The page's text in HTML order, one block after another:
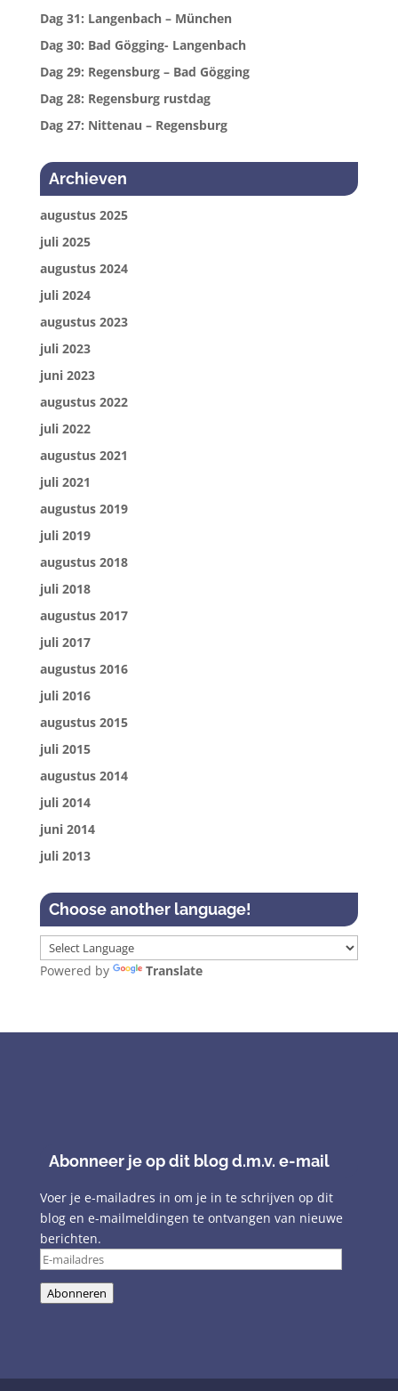
Dag 31: Langenbach – München
Dag 30: Bad Gögging- Langenbach
Dag 29: Regensburg – Bad Gögging
Dag 28: Regensburg rustdag
Dag 27: Nittenau – Regensburg
Archieven
augustus 2025
juli 2025
augustus 2024
juli 2024
augustus 2023
juli 2023
juni 2023
augustus 2022
juli 2022
augustus 2021
juli 2021
augustus 2019
juli 2019
augustus 2018
juli 2018
augustus 2017
juli 2017
augustus 2016
juli 2016
augustus 2015
juli 2015
augustus 2014
juli 2014
juni 2014
juli 2013
Choose another language!
Powered by Translate
Abonneer je op dit blog d.m.v. e-mail
Voer je e-mailadres in om je in te schrijven op dit
blog en e-mailmeldingen te ontvangen van nieuwe
berichten.
E-
Abonneren